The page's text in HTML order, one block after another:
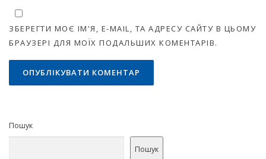
ЗБЕРЕГТИ МОЄ ІМ'Я, E-MAIL, ТА АДРЕСУ САЙТУ В ЦЬОМУ
БРАУЗЕРІ ДЛЯ МОЇХ ПОДАЛЬШИХ КОМЕНТАРІВ.
Пошук
Пошук